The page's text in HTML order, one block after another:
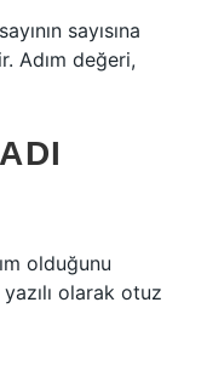
sayısına
Adım değeri,
olduğunu
olarak otuz